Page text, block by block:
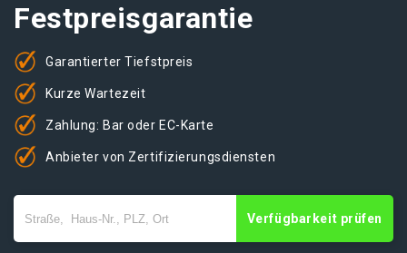
Festpreisgarantie
Garantierter Tiefstpreis
Kurze Wartezeit
Zahlung: Bar oder EC-Karte
Anbieter von Zertifizierungsdiensten
Verfügbarkeit prüfen